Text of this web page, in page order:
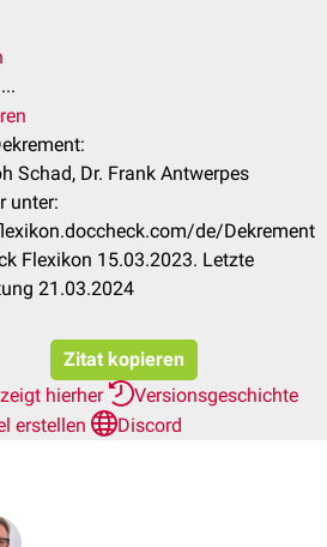
Schad, Dr. Frank Antwerpes
unter:
de/Dekrement
Flexikon 15.03.2023. Letzte
21.03.2024
Zitat kopieren
hierher
Versionsgeschichte
erstellen
Discord